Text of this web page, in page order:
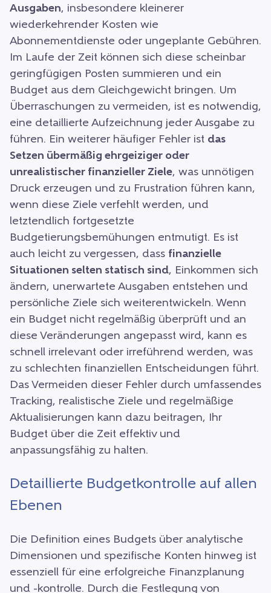
Ausgaben, insbesondere kleinerer
wiederkehrender Kosten wie
Abonnementdienste oder ungeplante Gebühren.
Im Laufe der Zeit können sich diese scheinbar
geringfügigen Posten summieren und ein
Budget aus dem Gleichgewicht bringen. Um
Überraschungen zu vermeiden, ist es notwendig,
eine detaillierte Aufzeichnung jeder Ausgabe zu
führen. Ein weiterer häufiger Fehler ist das
Setzen übermäßig ehrgeiziger oder
unrealistischer finanzieller Ziele, was unnötigen
Druck erzeugen und zu Frustration führen kann,
wenn diese Ziele verfehlt werden, und
letztendlich fortgesetzte
Budgetierungsbemühungen entmutigt. Es ist
auch leicht zu vergessen, dass finanzielle
Situationen selten statisch sind, Einkommen sich
ändern, unerwartete Ausgaben entstehen und
persönliche Ziele sich weiterentwickeln. Wenn
ein Budget nicht regelmäßig überprüft und an
diese Veränderungen angepasst wird, kann es
schnell irrelevant oder irreführend werden, was
zu schlechten finanziellen Entscheidungen führt.
Das Vermeiden dieser Fehler durch umfassendes
Tracking, realistische Ziele und regelmäßige
Aktualisierungen kann dazu beitragen, Ihr
Budget über die Zeit effektiv und
anpassungsfähig zu halten.
Detaillierte Budgetkontrolle auf allen
Ebenen
Die Definition eines Budgets über analytische
Dimensionen und spezifische Konten hinweg ist
essenziell für eine erfolgreiche Finanzplanung
und -kontrolle. Durch die Festlegung von